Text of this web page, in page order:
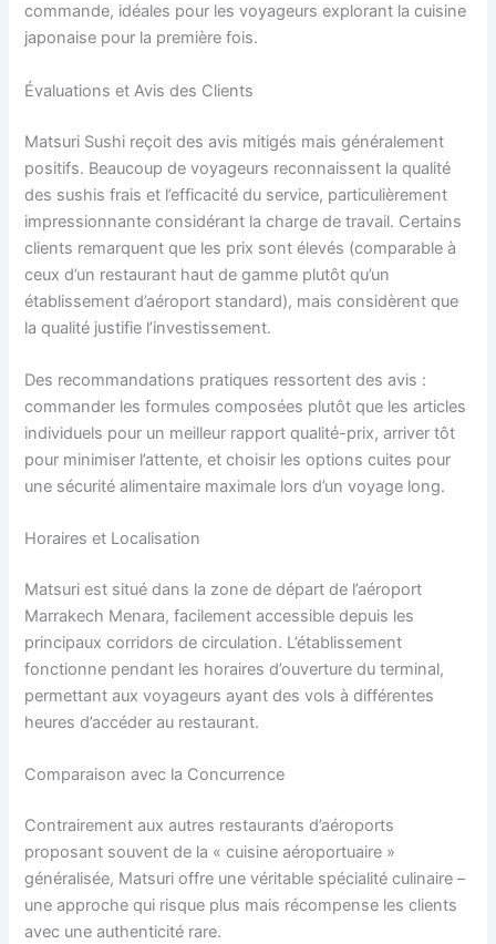
commande, idéales pour les voyageurs explorant la cuisine
japonaise pour la première fois.
Évaluations et Avis des Clients
Matsuri Sushi reçoit des avis mitigés mais généralement
positifs. Beaucoup de voyageurs reconnaissent la qualité
des sushis frais et l’efficacité du service, particulièrement
impressionnante considérant la charge de travail. Certains
clients remarquent que les prix sont élevés (comparable à
ceux d’un restaurant haut de gamme plutôt qu’un
établissement d’aéroport standard), mais considèrent que
la qualité justifie l’investissement.
Des recommandations pratiques ressortent des avis :
commander les formules composées plutôt que les articles
individuels pour un meilleur rapport qualité-prix, arriver tôt
pour minimiser l’attente, et choisir les options cuites pour
une sécurité alimentaire maximale lors d’un voyage long.
Horaires et Localisation
Matsuri est situé dans la zone de départ de l’aéroport
Marrakech Menara, facilement accessible depuis les
principaux corridors de circulation. L’établissement
fonctionne pendant les horaires d’ouverture du terminal,
permettant aux voyageurs ayant des vols à différentes
heures d’accéder au restaurant.
Comparaison avec la Concurrence
Contrairement aux autres restaurants d’aéroports
proposant souvent de la « cuisine aéroportuaire »
généralisée, Matsuri offre une véritable spécialité culinaire –
une approche qui risque plus mais récompense les clients
avec une authenticité rare.